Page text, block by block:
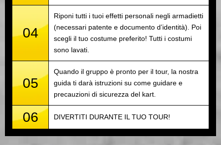
04
Riponi tutti i tuoi effetti personali negli armadietti
(necessari patente e documento d’identità). Poi
scegli il tuo costume preferito! Tutti i costumi
sono lavati.
05
Quando il gruppo è pronto per il tour, la nostra
guida ti darà istruzioni su come guidare e
precauzioni di sicurezza del kart.
06 DIVERTITI DURANTE IL TUO TOUR!